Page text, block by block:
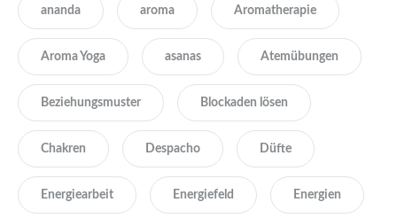
ananda aroma Aromatherapie
Aroma Yoga asanas Atemübungen
Beziehungsmuster Blockaden lösen
Chakren Despacho Düfte
Energiearbeit Energiefeld Energien